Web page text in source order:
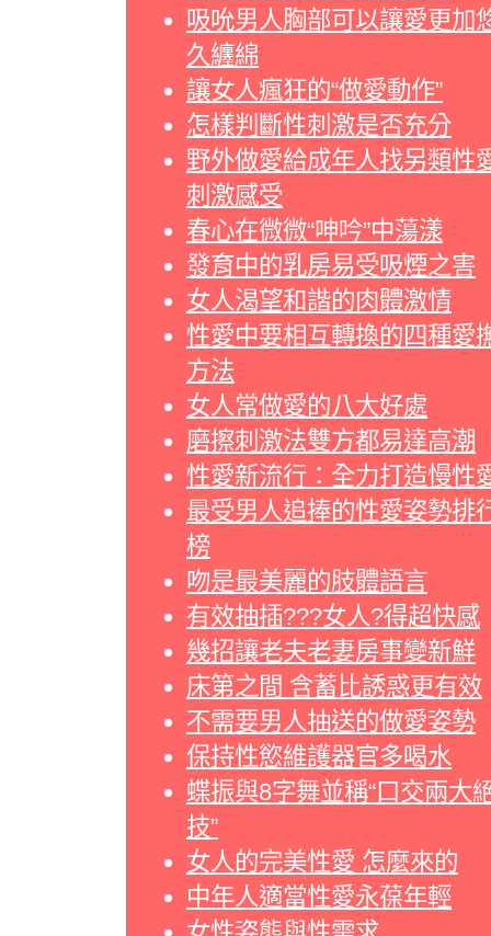
吸吮男人胸部可以讓愛更加
久纏綿
讓女人瘋狂的“做愛動作”
怎樣判斷性刺激是否充分
野外做愛給成年人找另類性
刺激感受
春心在微微“呻吟”中蕩漾
發育中的乳房易受吸煙之害
女人渴望和諧的肉體激情
性愛中要相互轉換的四種愛
方法
女人常做愛的八大好處
磨擦刺激法雙方都易達高潮
性愛新流行：全力打造慢性
最受男人追捧的性愛姿勢排
榜
吻是最美麗的肢體語言
有效抽插???女人?得超快感
幾招讓老夫老妻房事變新鮮
床第之間 含蓄比誘惑更有效
不需要男人抽送的做愛姿勢
保持性慾維護器官多喝水
蝶振與8字舞並稱“口交兩大
技”
女人的完美性愛 怎麼來的
中年人適當性愛永葆年輕